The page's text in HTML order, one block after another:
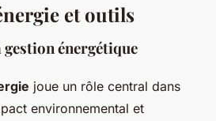
et outils
énergétique
joue un rôle central dans
environnemental et